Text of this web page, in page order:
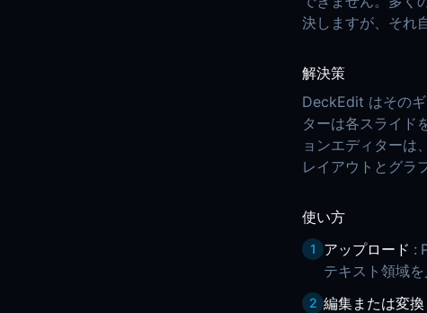
決しますが、それ
解決策
DeckEdit はその
ターは各スライド
ョンエディターは
レイアウトとグラ
使い方
1 アップロード :
テキスト領域を
2 編集または変換